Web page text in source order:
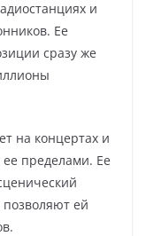
и
Ее
сразу же
на концертах и
ее пределами. Ее
ей